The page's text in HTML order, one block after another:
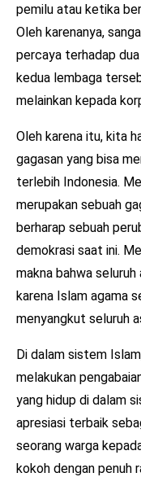
pemilu atau ketika
Oleh karenanya,
percaya terhadap
kedua lembaga
melainkan kepada
Oleh karena itu, kita
gagasan yang bisa
terlebih Indonesia.
merupakan sebuah
berharap sebuah
demokrasi saat ini.
makna bahwa
karena Islam agama
menyangkut seluruh
Di dalam sistem
melakukan
yang hidup di dalam
apresiasi terbaik
seorang warga
kokoh dengan penuh